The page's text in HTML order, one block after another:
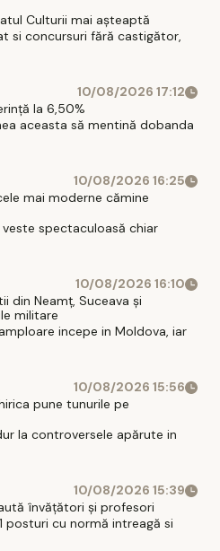
Culturii mai așteaptă
si concursuri fără castigător,
10/08/2026 17:12
la 6,50%
aceasta să mentină dobanda
10/08/2026 16:25
mai moderne cămine
spectaculoasă chiar
10/08/2026 16:10
din Neamț, Suceava și
militare
incepe in Moldova, iar
10/08/2026 15:56
pune tunurile pe
la controversele apărute in
10/08/2026 15:39
învățători și profesori
posturi cu normă intreagă si